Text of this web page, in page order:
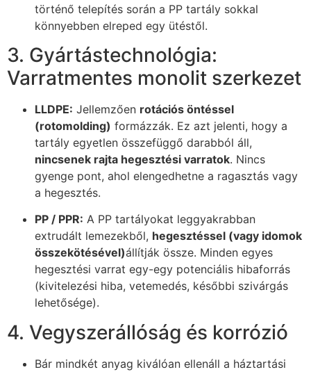
történő telepítés során a PP tartály sokkal
könnyebben elreped egy ütéstől.
3. Gyártástechnológia:
Varratmentes monolit szerkezet
LLDPE: Jellemzően rotációs öntéssel
(rotomolding) formázzák. Ez azt jelenti, hogy a
tartály egyetlen összefüggő darabból áll,
nincsenek rajta hegesztési varratok. Nincs
gyenge pont, ahol elengedhetne a ragasztás vagy
a hegesztés.
PP / PPR: A PP tartályokat leggyakrabban
extrudált lemezekből, hegesztéssel (vagy idomok
összekötésével)állítják össze. Minden egyes
hegesztési varrat egy-egy potenciális hibaforrás
(kivitelezési hiba, vetemedés, későbbi szivárgás
lehetősége).
4. Vegyszerállóság és korrózió
Bár mindkét anyag kiválóan ellenáll a háztartási